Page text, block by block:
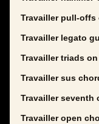
Travailler pull-offs
Travailler legato
Travailler triads
Travailler sus
Travailler seventh
Travailler open